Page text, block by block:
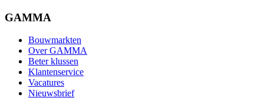
GAMMA
Bouwmarkten
Over GAMMA
Beter klussen
Klantenservice
Vacatures
Nieuwsbrief